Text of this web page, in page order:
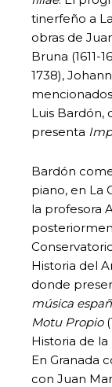
tinerfeño a
obras de
Bruna (1611-
1738),
Luis Bardón,
presenta
Bardón
piano, en La
la profesora
Historia del
donde
música
Motu Propio
Historia de la
En Granada
con Juan